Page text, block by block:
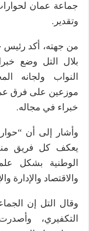
جماعة عمان
وتقدير.
من جهته، أكد رئيس
بلال التل وضع
النواب ولجانه
موزعين على فرق
خبراء في مجاله.
وأشار إلى أن
يعكف كل فريق
الوطنية بشكل
والاقتصاد والإدارة
وقال التل إن
التكفيري،